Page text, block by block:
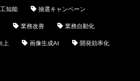
知能 抽選キャンペーン
業務改善 業務自動化
上 画像生成AI 開発効率化